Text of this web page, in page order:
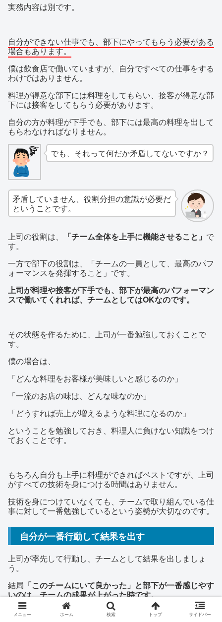
実務内容は別です。
自分ができない仕事でも、部下にやってもらう必要がある
場合もあります。
僕は飲食店で働いていますが、自分ですべての仕事をする
わけではありません。
料理が得意な部下には料理をしてもらい、接客が得意な部
下には接客をしてもらう必要があります。
自分の方が料理が下手でも、部下には最高の料理を出して
もらわなければなりません。
でも、それって何だか矛盾してないですか？
矛盾していません、役割分担の意識が必要だ
ということです。
上司の役割は、 「チーム全体を上手に機能させること」 で
す。
一方で部下の役割は、「チームの一員として、最高のパフ
ォーマンスを発揮すること」です。
上司が料理や接客が下手でも、部下が最高のパフォーマン
スで働いてくれれば、チームとしてはOKなのです。
その状態を作るために、上司が一番勉強しておくことで
す。
僕の場合は、
「どんな料理をお客様が美味しいと感じるのか」
「一流のお店の味は、どんな味なのか」
「どうすれば売上が増えるような料理になるのか」
ということを勉強しておき、料理人に負けない知識をつけ
ておくことです。
もちろん自分も上手に料理ができればベストですが、上司
がすべての技術を身につける時間はありません。
技術を身につけていなくても、チームで取り組んでいる仕
事に対して一番勉強しているという姿勢が大切なのです。
自分が一番行動して結果を出す
上司が率先して行動し、チームとして結果を出しましょ
う。
結局 「このチームにいて良かった」と部下が一番感じやす
いのは、チームの成果が上がった時です。
飲食店で例えるなら、「お客様がたくさん来て、売上が上
メニュー ホーム 検索 トップ サイドバー